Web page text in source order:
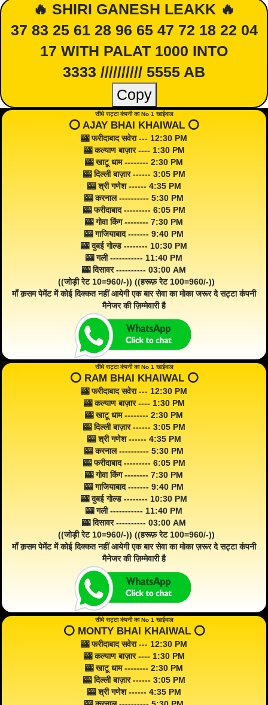
🔥 SHIRI GANESH LEAKK 🔥
37 83 25 61 28 96 65 47 72 18 22 04
17 WITH PALAT 1000 INTO
3333 ////////// 5555 AB
Copy
सीधे सट्टा कंपनी का No 1 खाईवाल
⭕️ AJAY BHAI KHAIWAL ⭕️
🎰 फरीदाबाद सवेरा --- 12:30 PM
🎰 कल्याण बाज़ार ---- 1:30 PM
🎰 खाटू धाम -------- 2:30 PM
🎰 दिल्ली बाज़ार ------ 3:05 PM
🎰 श्री गणेश ------ 4:35 PM
🎰 करनाल ---------- 5:30 PM
🎰 फरीदाबाद --------- 6:05 PM
🎰 गोवा किंग -------- 7:30 PM
🎰 गाजियाबाद ------- 9:40 PM
🎰 दुबई गोल्ड -------- 10:30 PM
🎰 गली ----------- 11:40 PM
🎰 दिसावर ---------- 03:00 AM
((जोड़ी रेट 10=960/-)) ((हरूफ़ रेट 100=960/-))
माँ क़सम पेमेंट में कोई दिक्कत नहीं आयेगी एक बार सेवा का मोका जरूर दे सट्टा कंपनी
मैनेजर की ज़िम्मेवारी है
सीधे सट्टा कंपनी का No 1 खाईवाल
⭕️ RAM BHAI KHAIWAL ⭕️
🎰 फरीदाबाद सवेरा --- 12:30 PM
🎰 कल्याण बाज़ार ---- 1:30 PM
🎰 खाटू धाम -------- 2:30 PM
🎰 दिल्ली बाज़ार ------ 3:05 PM
🎰 श्री गणेश ------ 4:35 PM
🎰 करनाल ---------- 5:30 PM
🎰 फरीदाबाद --------- 6:05 PM
🎰 गोवा किंग -------- 7:30 PM
🎰 गाजियाबाद ------- 9:40 PM
🎰 दुबई गोल्ड -------- 10:30 PM
🎰 गली ----------- 11:40 PM
🎰 दिसावर ---------- 03:00 AM
((जोड़ी रेट 10=960/-)) ((हरूफ़ रेट 100=960/-))
माँ क़सम पेमेंट में कोई दिक्कत नहीं आयेगी एक बार सेवा का मोका ज़रूर दे सट्टा कंपनी
मैनेजर की ज़िम्मेवारी है
सीधे सट्टा कंपनी का No 1 खाईवाल
⭕️ MONTY BHAI KHAIWAL ⭕️
🎰 फरीदाबाद सवेरा --- 12:30 PM
🎰 कल्याण बाज़ार ---- 1:30 PM
🎰 खाटू धाम -------- 2:30 PM
🎰 दिल्ली बाज़ार ------ 3:05 PM
🎰 श्री गणेश ------ 4:35 PM